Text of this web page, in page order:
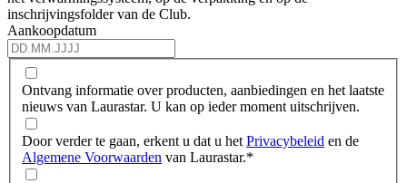
inschrijvingsfolder van de Club.
Aankoopdatum
Ontvang informatie over producten, aanbiedingen en het laatste
nieuws van Laurastar. U kan op ieder moment uitschrijven.
Door verder te gaan, erkent u dat u het Privacybeleid en de
Algemene Voorwaarden van Laurastar.*